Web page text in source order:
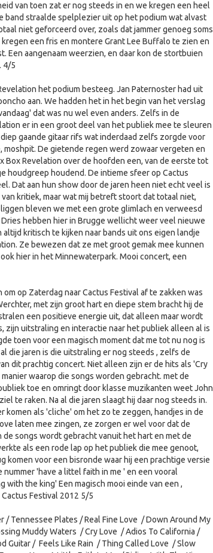
van toen zat er nog steeds in en we kregen een heel
straalde spelplezier uit op het podium wat alvast
niet geforceerd over, zoals dat jammer genoeg soms
een fris en montere Grant Lee Buffalo te zien en
Een aangenaam weerzien, en daar kon de stortbuien
4/5
het podium besteeg. Jan Paternoster had uit
aan. We hadden het in het begin van het verslag
dat was nu wel even anders. Zelfs in de
er in een groot deel van het publiek mee te sleuren
gaande gitaar rifs wat inderdaad zelfs zorgde voor
moshpit. De gietende regen werd zowaar vergeten en
Box Revelation over de hoofden een, van de eerste tot
houdgreep houdend. De intieme sfeer op Cactus
Dat aan hun show door de jaren heen niet echt veel is
kritiek, maar wat mij betreft stoort dat totaal niet,
bleven we met een grote glimlach en verweesd
hebben hier in Brugge wellicht weer veel nieuwe
kritisch te kijken naar bands uit ons eigen landje
Ze bewezen dat ze met groot gemak mee kunnen
hier in het Minnewaterpark. Mooi concert, een
op Zaterdag naar Cactus Festival af te zakken was
met zijn groot hart en diepe stem bracht hij de
een positieve energie uit, dat alleen maar wordt
zijn uitstraling en interactie naar het publiek alleen al is
toen voor een magisch moment dat me tot nu nog is
die jaren is die uitstraling er nog steeds , zelfs de
dit prachtig concert. Niet alleen zijn er de hits als 'Cry
waarop die songs worden gebracht. met de
toe en omringt door klasse muzikanten weet John
te raken. Na al die jaren slaagt hij daar nog steeds in.
komen als 'cliche' om het zo te zeggen, handjes in de
laten mee zingen, ze zorgen er wel voor dat de
de songs wordt gebracht vanuit het hart en met de
als een rode lap op het publiek die mee genoot,
komen voor een bisronde waar hij een prachtige versie
'have a littel faith in me ' en een vooral
with the king' Een magisch mooi einde van een ,
Festival 2012 5/5
Tennessee Plates / Real Fine Love / Down Around My
Muddy Waters / Cry Love / Adios To California /
Guitar / Feels Like Rain / Thing Called Love / Slow